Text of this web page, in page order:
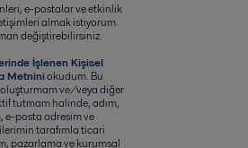
e-postalar ve etkinlik
almak istiyorum.
değiştirebilirsiniz.
İşlenen Kişisel
Metniniokudum. Bu
ve/veya diğer
tutmam halinde, adım,
e-posta adresim ve
tarafımla ticari
pazarlama ve kurumsal